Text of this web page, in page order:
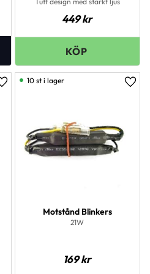
449kr
Lägg till i favoriter
Motstånd Blinkers
21W
169kr
10 st i lager